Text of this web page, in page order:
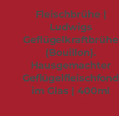
Fleischbrühe |
Ludwigs
Geflügelkraftbrühe
(Bouillon).
Hausgemachter
Geflügelfleischfond
im Glas | 400ml